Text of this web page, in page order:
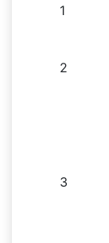
1
2
3